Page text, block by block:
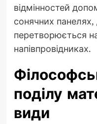
відмінностей
сонячних панелях,
перетворюється
напівпровідниках.
поділу
види